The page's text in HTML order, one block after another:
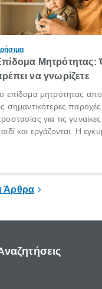
Μητρότητας:
να γνωρίζετε
επίδομα μητρότητας
σημαντικότερες
για τις
και εργάζονται. Η
σημαντική περίοδος στη
Άρθρα